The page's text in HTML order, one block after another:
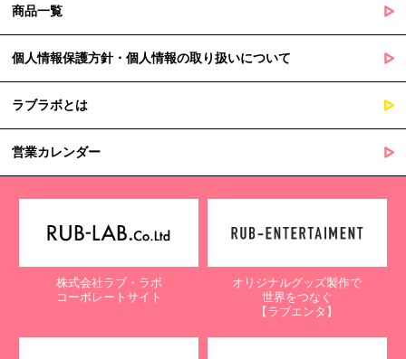
商品一覧
個人情報保護方針・個人情報の取り扱いについて
ラブラボとは
営業カレンダー
株式会社ラブ・ラボ
コーポレートサイト
オリジナルグッズ製作で
世界をつなぐ
【ラブエンタ】